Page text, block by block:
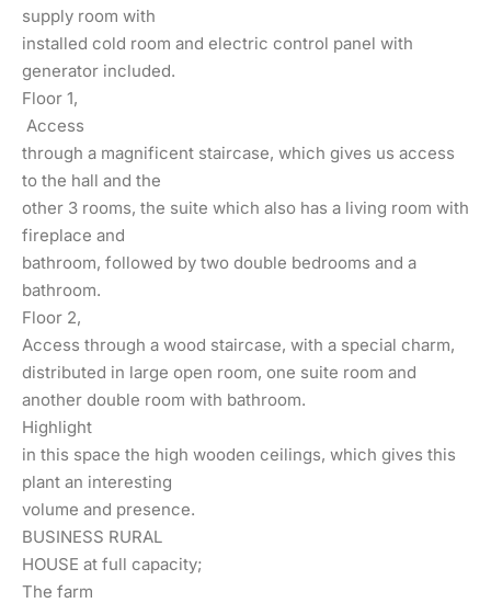
supply room with
installed cold room and electric control panel with
generator included.
Floor 1,
Access
through a magnificent staircase, which gives us access
to the hall and the
other 3 rooms, the suite which also has a living room with
fireplace and
bathroom, followed by two double bedrooms and a
bathroom.
Floor 2,
Access through a wood staircase, with a special charm,
distributed in large open room, one suite room and
another double room with bathroom.
Highlight
in this space the high wooden ceilings, which gives this
plant an interesting
volume and presence.
BUSINESS RURAL
HOUSE at full capacity;
The farm